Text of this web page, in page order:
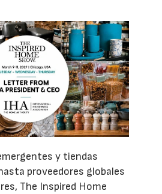
y tiendas
proveedores globales
The Inspired Home